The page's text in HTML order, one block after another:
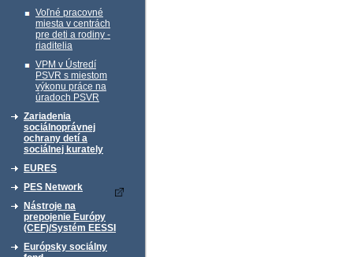
Voľné pracovné
miesta v centrách
pre deti a rodiny -
riaditelia
VPM v Ústredí
PSVR s miestom
výkonu práce na
úradoch PSVR
Zariadenia
sociálnoprávnej
ochrany detí a
sociálnej kurately
EURES
PES Network
Nástroje na
prepojenie Európy
(CEF)/Systém EESSI
Európsky sociálny